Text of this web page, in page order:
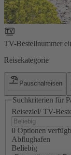
TV-Bestellnummer
Reisekategorie
Pauschalreisen
Suchkriterien für
Reiseziel/ TV-
0 Optionen
Abflughafen
Beliebig